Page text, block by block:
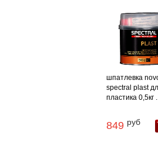
шпатлевка
spectral plast
пластика 0,5кг
849 руб